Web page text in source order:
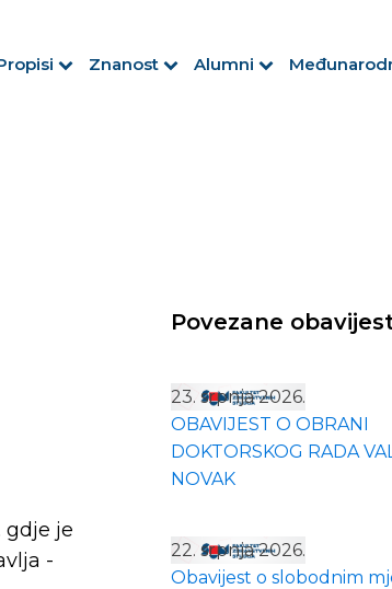
Znanost Alumni
gdje je
-
Povezane
23. srpnja 2026.
OBAVIJEST O OBRANI
DOKTORSKOG RADA
NOVAK
22. srpnja 2026.
Obavijest o slobodnim